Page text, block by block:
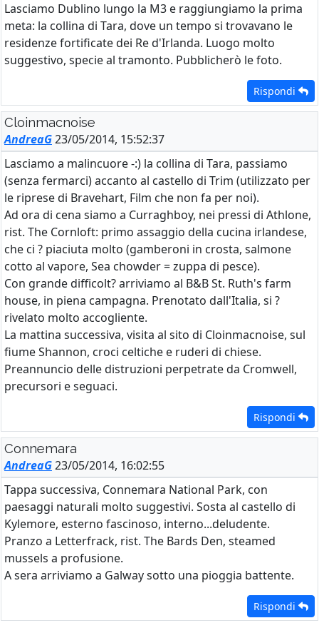
Lasciamo Dublino lungo la M3 e raggiungiamo la prima
meta: la collina di Tara, dove un tempo si trovavano le
residenze fortificate dei Re d'Irlanda. Luogo molto
suggestivo, specie al tramonto. Pubblicherò le foto.
Rispondi
Cloinmacnoise
AndreaG23/05/2014, 15:52:37
Lasciamo a malincuore -:) la collina di Tara, passiamo
(senza fermarci) accanto al castello di Trim (utilizzato per
le riprese di Bravehart, Film che non fa per noi).
Ad ora di cena siamo a Curraghboy, nei pressi di Athlone,
rist. The Cornloft: primo assaggio della cucina irlandese,
che ci ? piaciuta molto (gamberoni in crosta, salmone
cotto al vapore, Sea chowder = zuppa di pesce).
Con grande difficolt? arriviamo al B&B St. Ruth's farm
house, in piena campagna. Prenotato dall'Italia, si ?
rivelato molto accogliente.
La mattina successiva, visita al sito di Cloinmacnoise, sul
fiume Shannon, croci celtiche e ruderi di chiese.
Preannuncio delle distruzioni perpetrate da Cromwell,
precursori e seguaci.
Rispondi
Connemara
AndreaG23/05/2014, 16:02:55
Tappa successiva, Connemara National Park, con
paesaggi naturali molto suggestivi. Sosta al castello di
Kylemore, esterno fascinoso, interno...deludente.
Pranzo a Letterfrack, rist. The Bards Den, steamed
mussels a profusione.
A sera arriviamo a Galway sotto una pioggia battente.
Rispondi